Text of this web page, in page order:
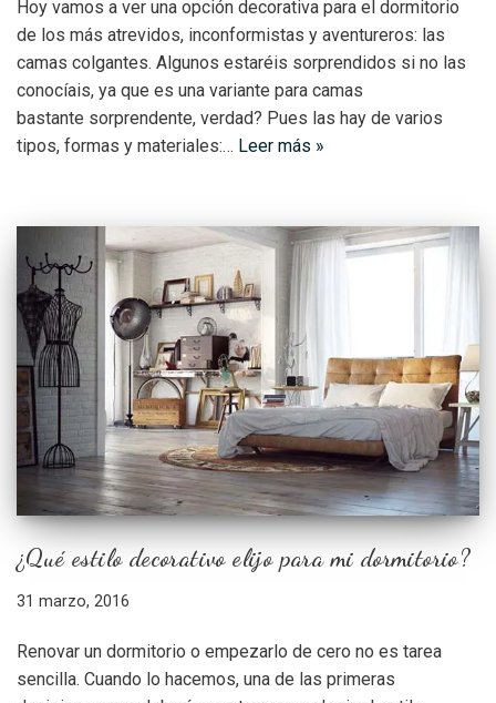
Hoy vamos a ver una opción decorativa para el dormitorio
de los más atrevidos, inconformistas y aventureros: las
camas colgantes. Algunos estaréis sorprendidos si no las
conocíais, ya que es una variante para camas
bastante sorprendente, verdad? Pues las hay de varios
tipos, formas y materiales:… Leer más »
¿Qué estilo decorativo elijo para mi dormitorio?
31 marzo, 2016
Renovar un dormitorio o empezarlo de cero no es tarea
sencilla. Cuando lo hacemos, una de las primeras